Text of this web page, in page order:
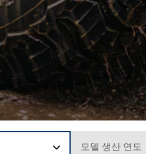
모델 생산 연도